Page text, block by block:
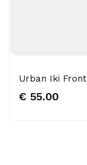
Urban Iki
€ 55.00